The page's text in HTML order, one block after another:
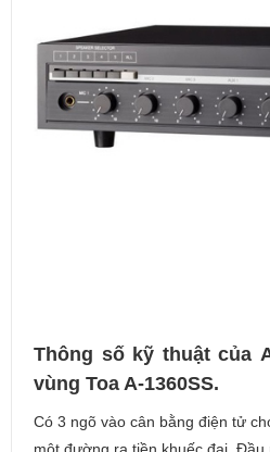
Thông số kỹ thuật của
vùng Toa A-1360SS.
Có 3 ngõ vào cân bằng điện tử